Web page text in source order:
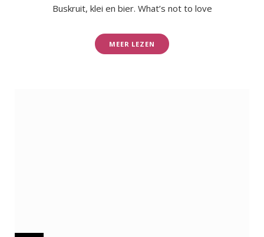
Buskruit, klei en bier. What’s not to love
MEER LEZEN